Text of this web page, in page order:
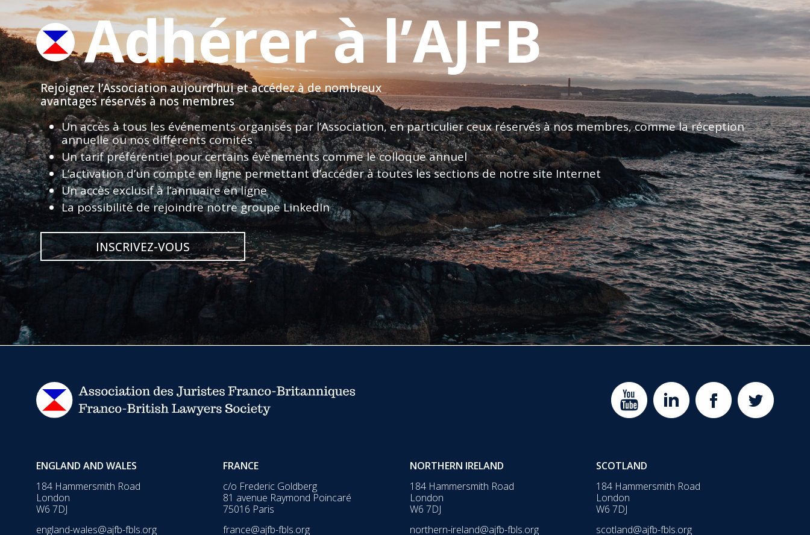
Adhérer à l’AJFB
Rejoignez l’Association aujourd’hui et accédez à de nombreux
avantages réservés à nos membres
Un accès à tous les événements organisés par l’Association, en particulier ceux réservés à nos membres, comme la réception
annuelle ou nos différents comités
Un tarif préférentiel pour certains évènements comme le colloque annuel
L’activation d’un compte en ligne permettant d’accéder à toutes les sections de notre site Internet
Un accès exclusif à l’annuaire en ligne
La possibilité de rejoindre notre groupe LinkedIn
INSCRIVEZ-VOUS
ENGLAND AND WALES
184 Hammersmith Road
London
W6 7DJ
england-wales@ajfb-fbls.org
FRANCE
c/o Frederic Goldberg
81 avenue Raymond Poincaré
75016 Paris
france@ajfb-fbls.org
NORTHERN IRELAND
184 Hammersmith Road
London
W6 7DJ
northern-ireland@ajfb-fbls.org
SCOTLAND
184 Hammersmith Road
London
W6 7DJ
scotland@ajfb-fbls.org